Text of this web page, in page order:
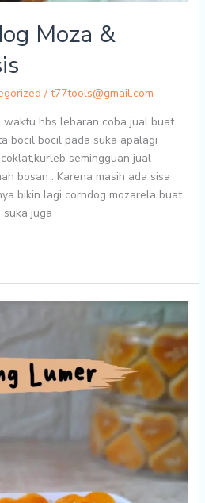
Moza &
/ t77tools@gmail.com
waktu hbs lebaran coba jual buat
bocil bocil pada suka apalagi
semingguan jual
bosan . Karena masih ada sisa
bikin lagi corndog mozarela buat
suka juga